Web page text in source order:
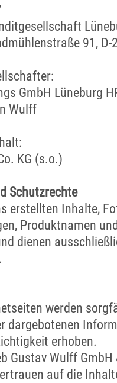
91, D-
GmbH Lüneburg
Wulff
KG (s.o.)
Schutzrechte
erstellten Inhalte,
Produktnamen
dienen
werden
dargebotenen
erhoben.
Gustav Wulff
auf die